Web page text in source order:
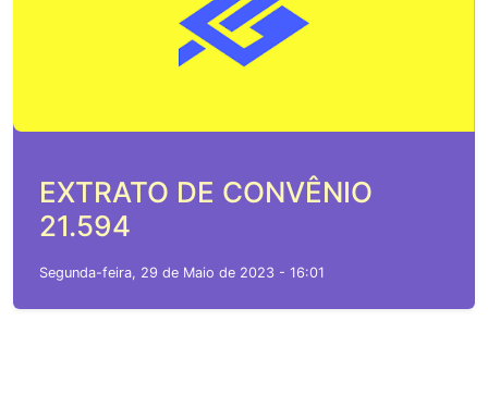
EXTRATO DE CONVÊNIO
21.594
Segunda-feira, 29 de Maio de 2023 - 16:01